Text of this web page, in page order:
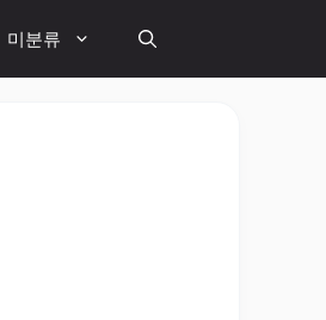
미분류